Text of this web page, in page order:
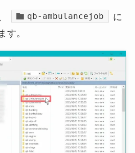
qb-ambulancejob
に
す。